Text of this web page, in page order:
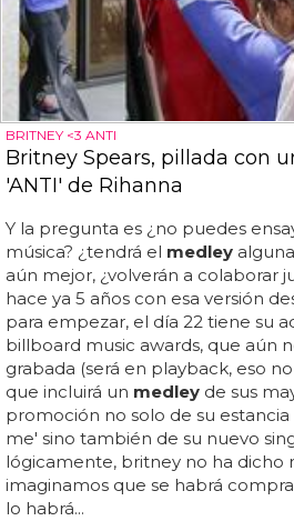
BRITNEY <3 ANTI
Britney Spears, pillada con
'ANTI' de Rihanna
Y la pregunta es ¿no puedes
música? ¿tendrá el medley
aún mejor, ¿volverán a colaborar
hace ya 5 años con esa versión
para empezar, el día 22 tiene su
billboard music awards, que aún
grabada (será en playback, eso
que incluirá un medley de sus
promoción no solo de su
me' sino también de su nuevo
lógicamente, britney no ha dicho
imaginamos que se habrá
lo habrá...